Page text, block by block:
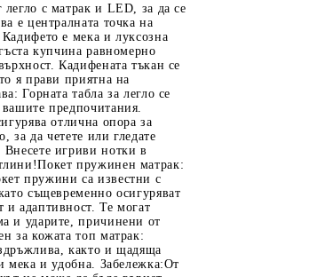
с матрак и LED, за да се
е централната точка на
е мека и луксозна
купчина равномерно
Кадифената тъкан се
я прави приятна на
Горната табла за легло се
предпочитания.
отлична опора за
за да четете или гледате
игриви нотки в
пружинен матрак:
пружини са известни с
същевременно осигуряват
адаптивност. Те могат
и ударите, причинени от
за кожата топ матрак:
както и щадяща
мека и удобна. Забележка:От